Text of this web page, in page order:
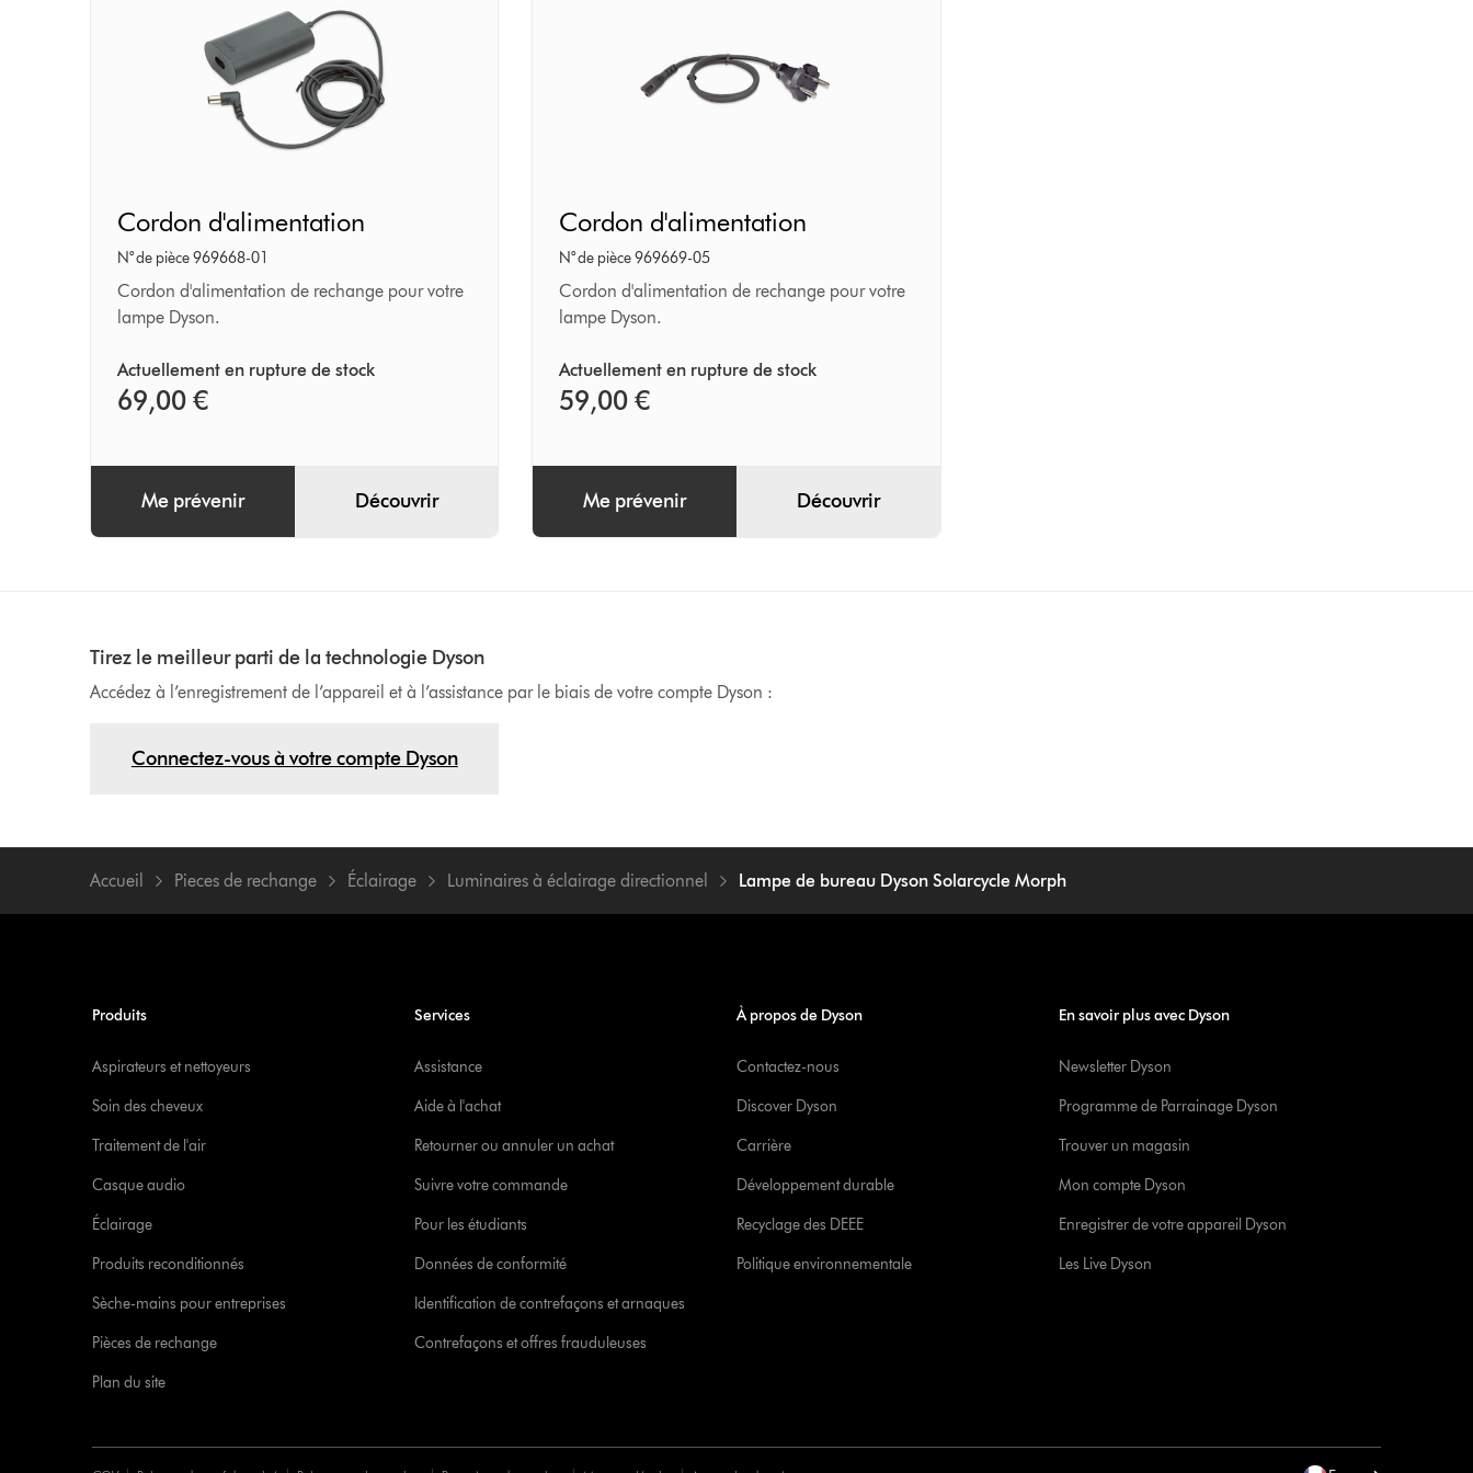
d'alimentation
Cordon d'alimentation
N° de pièce 969668-01
Cordon d'alimentation de rechange pour votre
lampe Dyson.
Actuellement en rupture de stock
69,00 €
Me prévenir Découvrir
d'alimentation
Cordon d'alimentation
N° de pièce 969669-05
Cordon d'alimentation de rechange pour votre
lampe Dyson.
Actuellement en rupture de stock
59,00 €
Me prévenir Découvrir
Tirez le meilleur parti de la technologie Dyson
Accédez à l’enregistrement de l’appareil et à l’assistance par le biais de votre compte Dyson :
Connectez-vous à votre compte Dyson
Accueil Pieces de rechange Éclairage Luminaires à éclairage directionnel Lampe de bureau Dyson Solarcycle Morph
Produits
Aspirateurs et nettoyeurs
Soin des cheveux
Traitement de l'air
Casque audio
Éclairage
Produits reconditionnés
Sèche-mains pour entreprises
Pièces de rechange
Plan du site
Services
Assistance
Aide à l'achat
Retourner ou annuler un achat
Suivre votre commande
Pour les étudiants
Données de conformité
Identification de contrefaçons et arnaques
Contrefaçons et offres frauduleuses
À propos de Dyson
Contactez-nous
Discover Dyson
Carrière
Développement durable
Recyclage des DEEE
Politique environnementale
En savoir plus avec Dyson
Newsletter Dyson
Programme de Parrainage Dyson
Trouver un magasin
Mon compte Dyson
Enregistrer de votre appareil Dyson
Les Live Dyson